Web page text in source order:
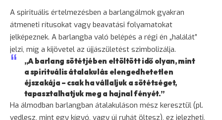
A spirituális értelmezésben a barlangálmok gyakran
átmeneti rítusokat vagy beavatási folyamatokat
jelképeznek. A barlangba való belépés a régi én „halálát”
jelzi, míg a kijövetel az újjászületést szimbolizálja.
„A barlang sötétjében eltöltött idő olyan, mint
a spirituális átalakulás elengedhetetlen
éjszakája – csak ha vállaljuk a sötétséget,
tapasztalhatjuk meg a hajnal fényét.”
Ha álmodban barlangban átalakuláson mész keresztül (pl.
vedlesz, mint egy kígyó, vagy új ruhát öltesz), ez jelezheti,